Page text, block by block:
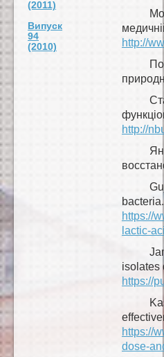
(2011)
Випуск
94
(2010)
http://
http://
bacteria.
https://
lactic-
isolates
https://
https://
dose-